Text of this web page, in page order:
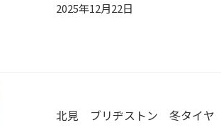
2025年12月22日
北見 ブリヂストン 冬タイヤ